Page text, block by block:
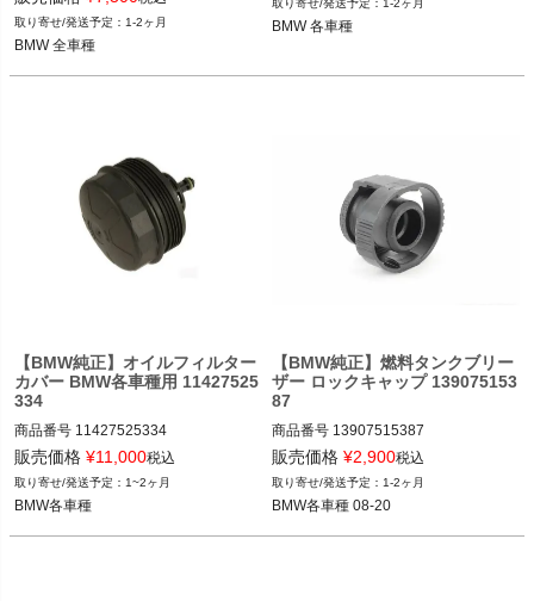
BMW 全車種
1-2ヶ月
BMW 全車種
BMW 各車種
BMW 各車種
【BMW純正】オイルフィルター
カバー BMW各車種用 11427525
334
商品番号 11427525334
11427525334
販売価格 ¥11,000税込
1~2ヶ月
BMW各車種
【BMW純正】燃料タンクブリー
ザー ロックキャップ 139075153
87
商品番号 13907515387
13907515387
BMW各車種 08-20
販売価格 ¥2,900税込
1-2ヶ月
BMW各車種 08-20